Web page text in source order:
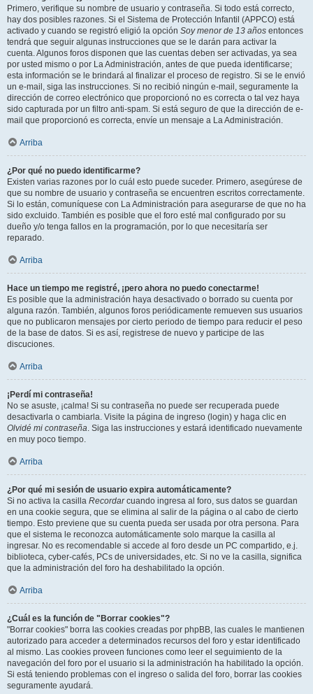
Primero, verifique su nombre de usuario y contraseña. Si todo está correcto,
hay dos posibles razones. Si el Sistema de Protección Infantil (APPCO) está
activado y cuando se registró eligió la opción Soy menor de 13 años entonces
tendrá que seguir algunas instrucciones que se le darán para activar la
cuenta. Algunos foros disponen que las cuentas deben ser activadas, ya sea
por usted mismo o por La Administración, antes de que pueda identificarse;
esta información se le brindará al finalizar el proceso de registro. Si se le envió
un e-mail, siga las instrucciones. Si no recibió ningún e-mail, seguramente la
dirección de correo electrónico que proporcionó no es correcta o tal vez haya
sido capturada por un filtro anti-spam. Si está seguro de que la dirección de e-
mail que proporcionó es correcta, envíe un mensaje a La Administración.
Arriba
¿Por qué no puedo identificarme?
Existen varias razones por lo cuál esto puede suceder. Primero, asegúrese de
que su nombre de usuario y contraseña se encuentren escritos correctamente.
Si lo están, comuníquese con La Administración para asegurarse de que no ha
sido excluido. También es posible que el foro esté mal configurado por su
dueño y/o tenga fallos en la programación, por lo que necesitaría ser
reparado.
Arriba
Hace un tiempo me registré, ¡pero ahora no puedo conectarme!
Es posible que la administración haya desactivado o borrado su cuenta por
alguna razón. También, algunos foros periódicamente remueven sus usuarios
que no publicaron mensajes por cierto periodo de tiempo para reducir el peso
de la base de datos. Si es así, registrese de nuevo y participe de las
discuciones.
Arriba
¡Perdí mi contraseña!
No se asuste, ¡calma! Si su contraseña no puede ser recuperada puede
desactivarla o cambiarla. Visite la página de ingreso (login) y haga clic en
Olvidé mi contraseña. Siga las instrucciones y estará identificado nuevamente
en muy poco tiempo.
Arriba
¿Por qué mi sesión de usuario expira automáticamente?
Si no activa la casilla Recordarcuando ingresa al foro, sus datos se guardan
en una cookie segura, que se elimina al salir de la página o al cabo de cierto
tiempo. Esto previene que su cuenta pueda ser usada por otra persona. Para
que el sistema le reconozca automáticamente solo marque la casilla al
ingresar. No es recomendable si accede al foro desde un PC compartido, e.j.
biblioteca, cyber-cafés, PCs de universidades, etc. Si no ve la casilla, significa
que la administración del foro ha deshabilitado la opción.
Arriba
¿Cuál es la función de "Borrar cookies"?
"Borrar cookies" borra las cookies creadas por phpBB, las cuales le mantienen
autorizado para acceder a determinados recursos del foro y estar identificado
al mismo. Las cookies proveen funciones como leer el seguimiento de la
navegación del foro por el usuario si la administración ha habilitado la opción.
Si está teniendo problemas con el ingreso o salida del foro, borrar las cookies
seguramente ayudará.